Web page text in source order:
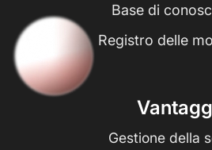
Base di
Registro delle
Gestione della